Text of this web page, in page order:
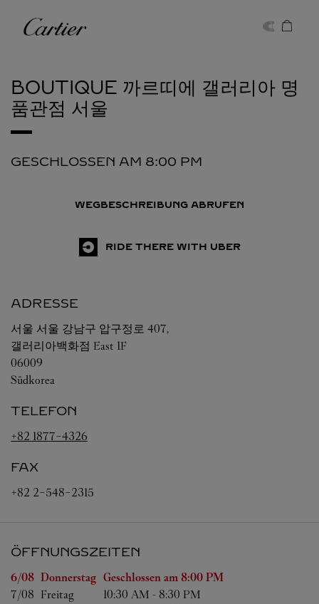
Cartier
BOUTIQUE 까르띠에 갤러리아 명
품관점 서울
GESCHLOSSEN AM 8:00 PM
WEGBESCHREIBUNG ABRUFEN
RIDE THERE WITH UBER
ADRESSE
서울 서울 강남구 압구정로 407,
갤러리아백화점 East 1F
06009
Südkorea
TELEFON
+82 1877-4326
FAX
+82 2-548-2315
ÖFFNUNGSZEITEN
WochentagÖffnungszeiten
6/08 Donnerstag Geschlossen am 8:00 PM
7/08 Freitag 10:30 AM - 8:30 PM